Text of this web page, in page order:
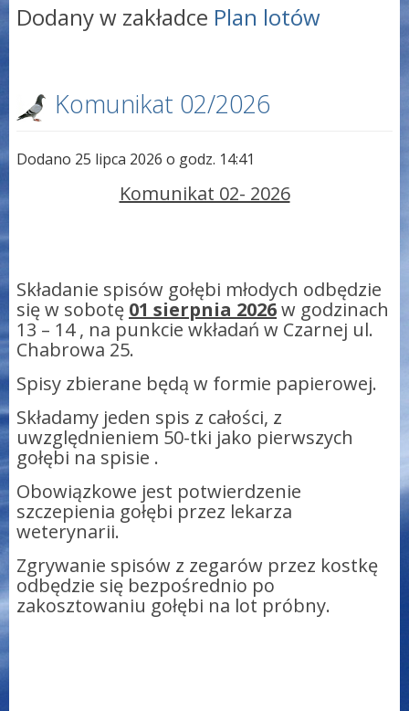
Dodany w zakładce Plan lotów
Komunikat 02/2026
Dodano 25 lipca 2026 o godz. 14:41
Komunikat 02- 2026
Składanie spisów gołębi młodych odbędzie
się w sobotę 01 sierpnia 2026w godzinach
13 – 14 , na punkcie wkładań w Czarnej ul.
Chabrowa 25.
Spisy zbierane będą w formie papierowej.
Składamy jeden spis z całości, z
uwzględnieniem 50-tki jako pierwszych
gołębi na spisie .
Obowiązkowe jest potwierdzenie
szczepienia gołębi przez lekarza
weterynarii.
Zgrywanie spisów z zegarów przez kostkę
odbędzie się bezpośrednio po
zakosztowaniu gołębi na lot próbny.